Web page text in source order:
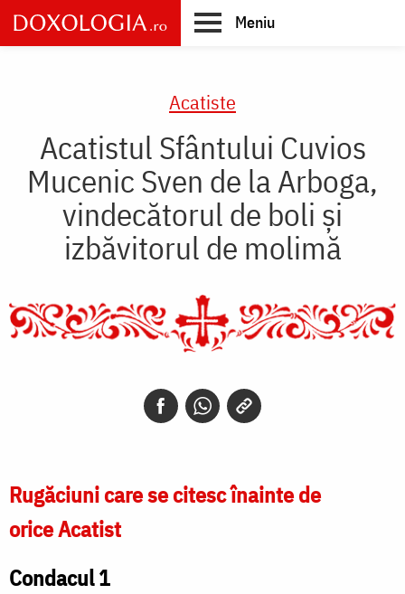
Skip
to
main
Meniu
Acatiste
Acatistul Sfântului Cuvios
Mucenic Sven de la Arboga,
vindecătorul de boli și
izbăvitorul de molimă
Rugăciuni care se citesc înainte de
orice Acatist
Condacul 1